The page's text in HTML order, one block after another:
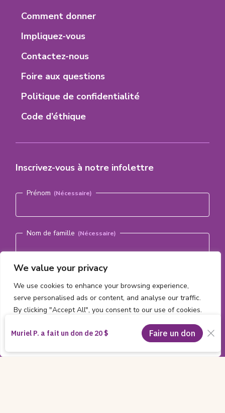
We value your privacy
We use cookies to enhance your browsing experience,
serve personalised ads or content, and analyse our traffic.
By clicking "Accept All", you consent to our use of cookies.
Customise Reject All Accept All
8
nouvel
onglet)
nouvel
onglet)
nouvel
onglet)onglet)
Footer
Menu
Comment donner
Impliquez-vous
Contactez-nous
Foire aux questions
Politique de confidentialité
Code d’éthique
Inscrivez-vous à notre infolettre
Prénom
Nom de famille
Courriel (Nécessaire)
S'abonner